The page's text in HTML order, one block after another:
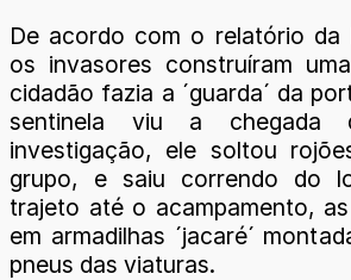
De acordo com o relatório da
os invasores construíram
cidadão fazia a ´guarda´ da
sentinela viu a chegada
investigação, ele soltou
grupo, e saiu correndo do
trajeto até o acampamento,
em armadilhas ´jacaré´
pneus das viaturas.